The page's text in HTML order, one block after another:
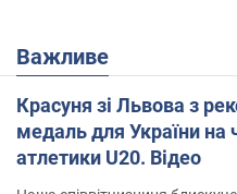
Важливе
Красуня зі Львова з
медаль для України на
атлетики U20. Відео